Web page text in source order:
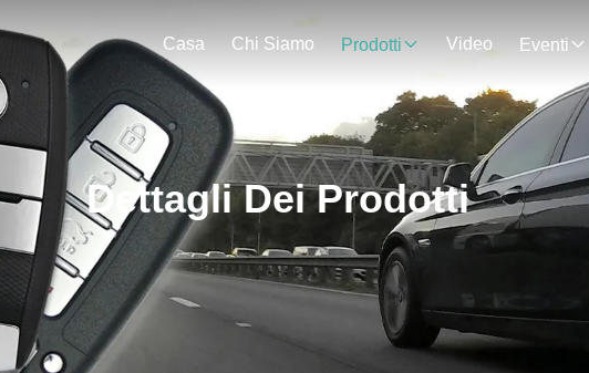
Casa Chi Siamo Prodotti Video Eventi
Dettagli Dei Prodotti